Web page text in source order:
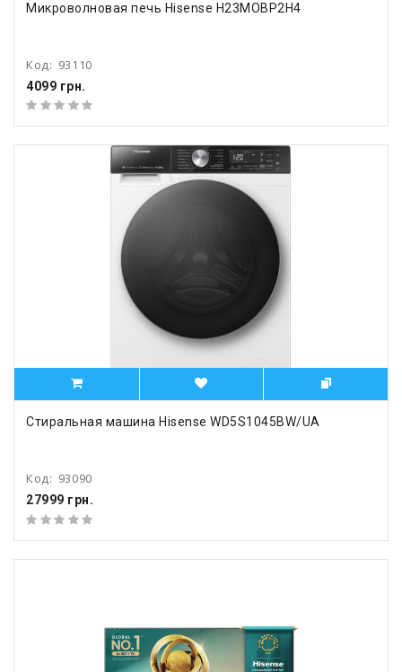
Микроволновая печь Hisense H23MOBP2H4
Код: 93110
4099 грн.
Стиральная машина Hisense WD5S1045BW/UA
Код: 93090
27999 грн.